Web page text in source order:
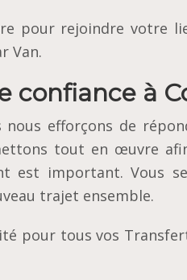
pour rejoindre votre
Van.
confiance à
efforçons de
tout en œuvre
est important. Vous
trajet ensemble.
pour tous vos